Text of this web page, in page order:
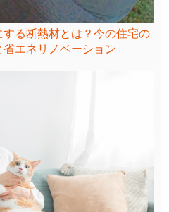
る断熱材とは？今の住宅の
エネリノベーション